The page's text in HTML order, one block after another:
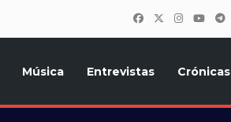
Música Entrevistas Crónicas